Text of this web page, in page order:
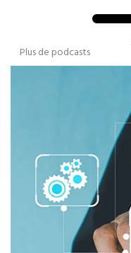
Plus de podcasts